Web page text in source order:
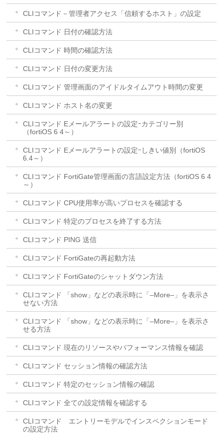
CLIコマンド－管理者アクセス「信頼するホスト」の設定
CLIコマンド 日付の確認方法
CLIコマンド 時間の確認方法
CLIコマンド 日付の変更方法
CLIコマンド 管理画面のアイドルタイムアウト時間の変更
CLIコマンド ホスト名の変更
CLIコマンド Eメールアラートの設定ｰカテゴリー別
（fortiOS 6 4～）
CLIコマンド Eメールアラートの設定ｰしきい値別（fortiOS
6.4～）
CLIコマンド FortiGate管理画面の言語設定方法（fortiOS 6 4
～）
CLIコマンド CPU使用率が高いプロセスを確認する
CLIコマンド 特定のプロセスを終了する方法
CLIコマンド PING 送信
CLIコマンド FortiGateの再起動方法
CLIコマンド FortiGateのシャットダウン方法
CLIコマンド 「show」などの表示時に「–More–」を表示さ
せない方法
CLIコマンド 「show」などの表示時に「–More–」を表示さ
せる方法
CLIコマンド 現在のリソースやパフォーマンス情報を確認
CLIコマンド セッション情報の確認方法
CLIコマンド 特定のセッション情報の確認
CLIコマンド 全ての設定情報を確認する
CLIコマンド エントリーモデルでインスペクションモード
の設定方法